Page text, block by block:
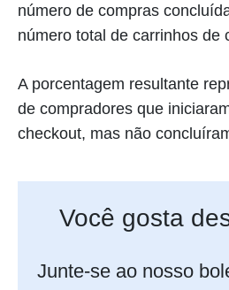
número de compras
número total de carrinhos de
A porcentagem resultante
de compradores que
checkout, mas não
Você gosta
Junte-se ao nosso